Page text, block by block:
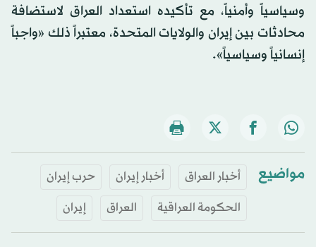
وسياسياً وأمنياً، مع تأكيده استعداد العراق لاستضافة
محادثات بين إيران والولايات المتحدة، معتبراً ذلك «واجباً
إنسانياً وسياسياً».
مواضيع أخبار العراق أخبار إيران
حرب إيران
الحكومة العراقية
العراق إيران